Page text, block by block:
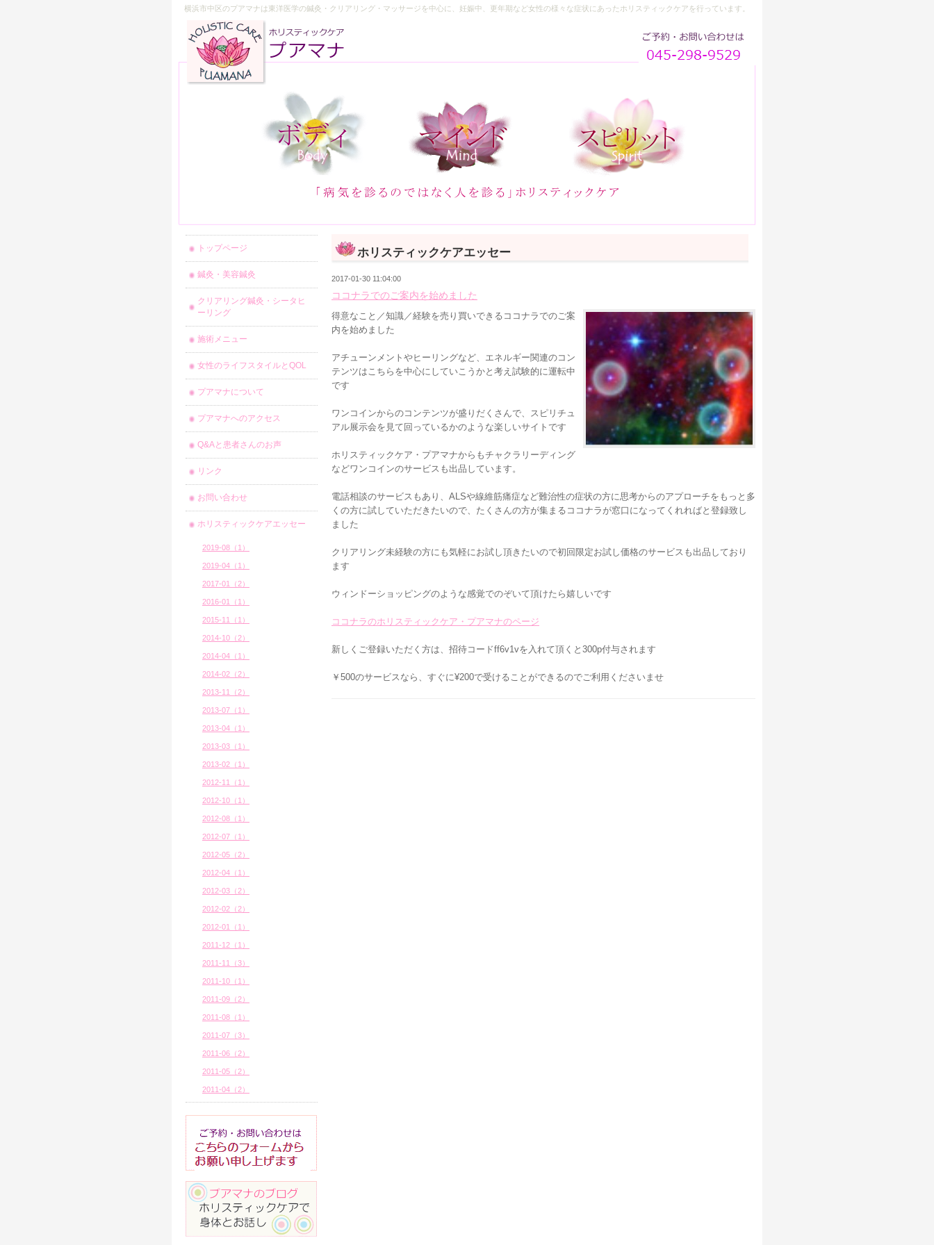
横浜市中区のプアマナは東洋医学の鍼灸・クリアリング・マッサージを中心に、妊娠中、更年期など女性の様々な症状にあったホリスティックケアを行っています。
ホリスティックケアエッセー
2017-01-30 11:04:00
ココナラでのご案内を始めました
得意なこと／知識／経験を売り買いできるココナラでのご案
内を始めました
アチューンメントやヒーリングなど、エネルギー関連のコン
テンツはこちらを中心にしていこうかと考え試験的に運転中
です
ワンコインからのコンテンツが盛りだくさんで、スピリチュ
アル展示会を見て回っているかのような楽しいサイトです
ホリスティックケア・プアマナからもチャクラリーディング
などワンコインのサービスも出品しています。
電話相談のサービスもあり、ALSや線維筋痛症など難治性の症状の方に思考からのアプローチをもっと多
くの方に試していただきたいので、たくさんの方が集まるココナラが窓口になってくれればと登録致し
ました
クリアリング未経験の方にも気軽にお試し頂きたいので初回限定お試し価格のサービスも出品しており
ます
ウィンドーショッピングのような感覚でのぞいて頂けたら嬉しいです
ココナラのホリスティックケア・プアマナのページ
新しくご登録いただく方は、招待コードff6v1vを入れて頂くと300p付与されます
￥500のサービスなら、すぐに¥200で受けることができるのでご利用くださいませ
トップページ
鍼灸・美容鍼灸
クリアリング鍼灸・シータヒ
ーリング
施術メニュー
女性のライフスタイルとQOL
プアマナについて
プアマナへのアクセス
Q&Aと患者さんのお声
リンク
お問い合わせ
ホリスティックケアエッセー
2019-08（1）
2019-04（1）
2017-01（2）
2016-01（1）
2015-11（1）
2014-10（2）
2014-04（1）
2014-02（2）
2013-11（2）
2013-07（1）
2013-04（1）
2013-03（1）
2013-02（1）
2012-11（1）
2012-10（1）
2012-08（1）
2012-07（1）
2012-05（2）
2012-04（1）
2012-03（2）
2012-02（2）
2012-01（1）
2011-12（1）
2011-11（3）
2011-10（1）
2011-09（2）
2011-08（1）
2011-07（3）
2011-06（2）
2011-05（2）
2011-04（2）